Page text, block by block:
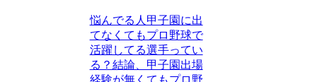
悩んでる人甲子園に出
てなくてもプロ野球で
活躍してる選手ってい
る？結論、甲子園出場
経験が無くてもプロ野